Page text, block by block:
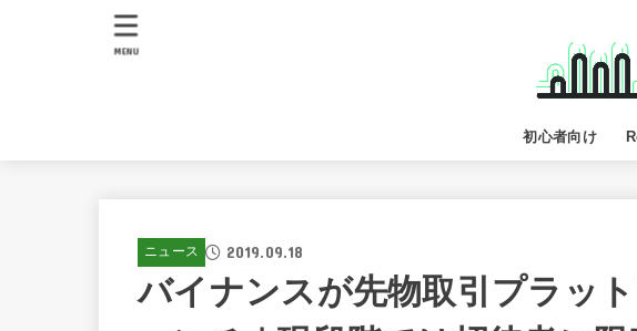
初心者向け
MENU
ニュース 2019.09.18
バイナンスが先物取引プラッ